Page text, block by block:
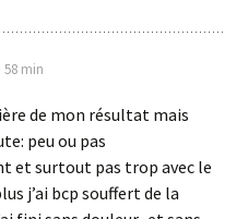
58 min
de mon résultat mais
peu ou pas
et surtout pas trop avec le
j’ai bcp souffert de la